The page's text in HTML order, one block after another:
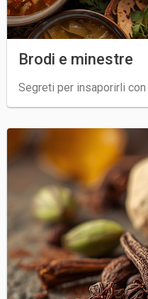
Brodi e minestre
Segreti per insaporirli